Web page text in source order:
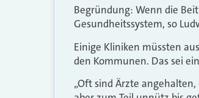
Begründung: Wenn die
Gesundheitssystem, so
Einige Kliniken müssten
den Kommunen. Das sei
„Oft sind Ärzte